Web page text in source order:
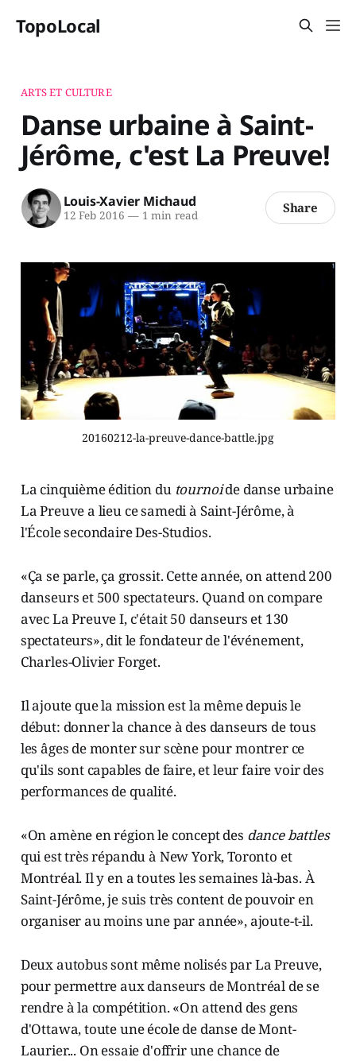
TopoLocal
ARTS ET CULTURE
Danse urbaine à Saint-
Jérôme, c'est La Preuve!
Louis-Xavier Michaud
12 Feb 2016 —1 min read Share
20160212-la-preuve-dance-battle.jpg
La cinquième édition du tournoide danse urbaine
La Preuve a lieu ce samedi à Saint-Jérôme, à
l'École secondaire Des-Studios.
«Ça se parle, ça grossit. Cette année, on attend 200
danseurs et 500 spectateurs. Quand on compare
avec La Preuve I, c'était 50 danseurs et 130
spectateurs», dit le fondateur de l'événement,
Charles-Olivier Forget.
Il ajoute que la mission est la même depuis le
début: donner la chance à des danseurs de tous
les âges de monter sur scène pour montrer ce
qu'ils sont capables de faire, et leur faire voir des
performances de qualité.
«On amène en région le concept des dance battles
qui est très répandu à New York, Toronto et
Montréal. Il y en a toutes les semaines là-bas. À
Saint-Jérôme, je suis très content de pouvoir en
organiser au moins une par année», ajoute-t-il.
Deux autobus sont même nolisés par La Preuve,
pour permettre aux danseurs de Montréal de se
rendre à la compétition. «On attend des gens
d'Ottawa, toute une école de danse de Mont-
Laurier... On essaie d'offrir une chance de